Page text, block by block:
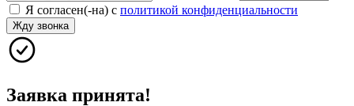
Я согласен(-на) с политикой конфиденциальности
Жду звонка
Заявка принята!